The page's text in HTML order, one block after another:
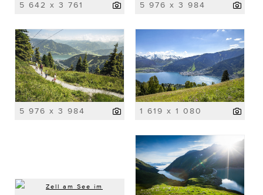
5 642 x 3 761 5 976 x 3 984
5 976 x 3 984 1 619 x 1 080